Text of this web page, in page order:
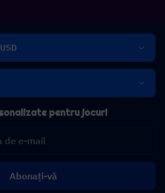
pentru jocuri
Abonați-vă